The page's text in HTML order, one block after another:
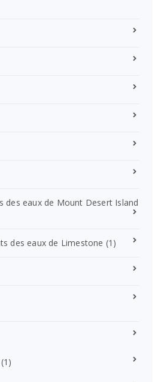
des eaux de Mount Desert Island
des eaux de Limestone (1)
(1)